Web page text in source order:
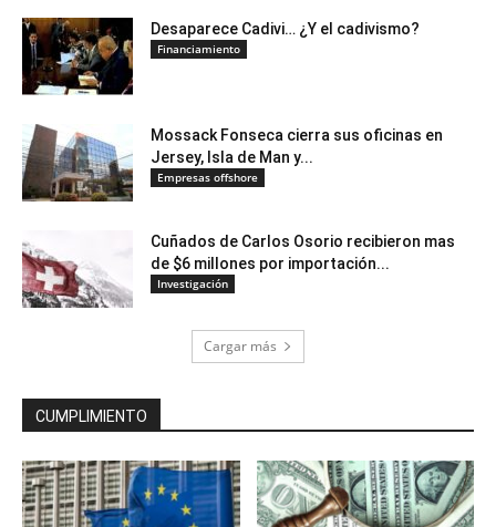
Desaparece Cadivi… ¿Y el cadivismo?
Financiamiento
Mossack Fonseca cierra sus oficinas en
Jersey, Isla de Man y...
Empresas offshore
Cuñados de Carlos Osorio recibieron mas
de $6 millones por importación...
Investigación
Cargar más
CUMPLIMIENTO